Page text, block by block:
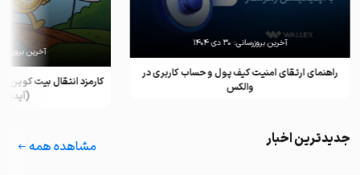
راهنمای ارتقای امنیت کیف پول و حساب کاربری در
والکس
آخرین بروزرسانی: ۳۰ دی ۱۴۰۴
کارمزد انتقال بیت کوین
(آپدیت
آخرین
جدیدترین اخبار مشاهده همه